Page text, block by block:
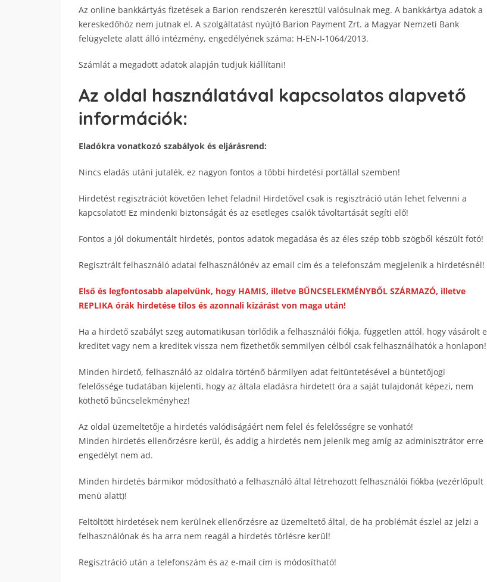
Az online bankkártyás fizetések a Barion rendszerén keresztül valósulnak meg. A bankkártya adatok a
kereskedőhöz nem jutnak el. A szolgáltatást nyújtó Barion Payment Zrt. a Magyar Nemzeti Bank
felügyelete alatt álló intézmény, engedélyének száma: H-EN-I-1064/2013.
Számlát a megadott adatok alapján tudjuk kiállítani!
Az oldal használatával kapcsolatos alapvető
információk:
Eladókra vonatkozó szabályok és eljárásrend:
Nincs eladás utáni jutalék, ez nagyon fontos a többi hirdetési portállal szemben!
Hirdetést regisztrációt követően lehet feladni! Hirdetővel csak is regisztráció után lehet felvenni a
kapcsolatot! Ez mindenki biztonságát és az esetleges csalók távoltartását segíti elő!
Fontos a jól dokumentált hirdetés, pontos adatok megadása és az éles szép több szögből készült fotó!
Regisztrált felhasználó adatai felhasználónév az email cím és a telefonszám megjelenik a hirdetésnél!
Első és legfontosabb alapelvünk, hogy HAMIS, illetve BŰNCSELEKMÉNYBŐL SZÁRMAZÓ, illetve
REPLIKA órák hirdetése tilos és azonnali kizárást von maga után!
Ha a hirdető szabályt szeg automatikusan törlődik a felhasználói fiókja, független attól, hogy vásárolt e
kreditet vagy nem a kreditek vissza nem fizethetők semmilyen célból csak felhasználhatók a honlapon!
Minden hirdető, felhasználó az oldalra történő bármilyen adat feltüntetésével a büntetőjogi
felelőssége tudatában kijelenti, hogy az általa eladásra hirdetett óra a saját tulajdonát képezi, nem
köthető bűncselekményhez!
Az oldal üzemeltetője a hirdetés valódiságáért nem felel és felelősségre se vonható!
Minden hirdetés ellenőrzésre kerül, és addig a hirdetés nem jelenik meg amíg az adminisztrátor erre
engedélyt nem ad.
Minden hirdetés bármikor módosítható a felhasználó által létrehozott felhasználói fiókba (vezérlőpult
menü alatt)!
Feltöltött hirdetések nem kerülnek ellenőrzésre az üzemeltető által, de ha problémát észlel az jelzi a
felhasználónak és ha arra nem reagál a hirdetés törlésre kerül!
Regisztráció után a telefonszám és az e-mail cím is módosítható!